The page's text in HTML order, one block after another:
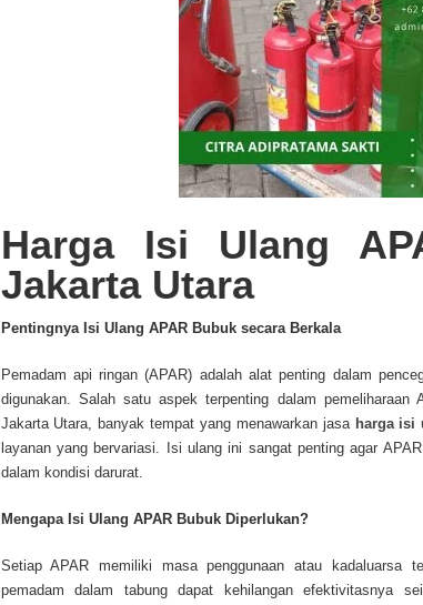
Harga Isi Ulang
Jakarta Utara
Pentingnya Isi Ulang APAR Bubuk secara Berkala
Pemadam api ringan (APAR) adalah alat penting dalam
digunakan. Salah satu aspek terpenting dalam
Jakarta Utara, banyak tempat yang menawarkan jasa harga isi
layanan yang bervariasi. Isi ulang ini sangat penting agar
dalam kondisi darurat.
Mengapa Isi Ulang APAR Bubuk Diperlukan?
Setiap APAR memiliki masa penggunaan atau kadaluarsa
pemadam dalam tabung dapat kehilangan efektivitasnya